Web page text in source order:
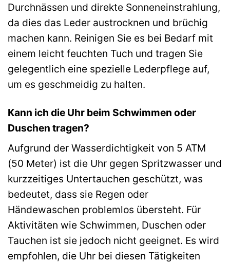
Durchnässen und direkte Sonneneinstrahlung,
da dies das Leder austrocknen und brüchig
machen kann. Reinigen Sie es bei Bedarf mit
einem leicht feuchten Tuch und tragen Sie
gelegentlich eine spezielle Lederpflege auf,
um es geschmeidig zu halten.
Kann ich die Uhr beim Schwimmen oder
Duschen tragen?
Aufgrund der Wasserdichtigkeit von 5 ATM
(50 Meter) ist die Uhr gegen Spritzwasser und
kurzzeitiges Untertauchen geschützt, was
bedeutet, dass sie Regen oder
Händewaschen problemlos übersteht. Für
Aktivitäten wie Schwimmen, Duschen oder
Tauchen ist sie jedoch nicht geeignet. Es wird
empfohlen, die Uhr bei diesen Tätigkeiten